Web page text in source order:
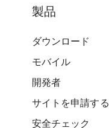
製品
ダウンロード
モバイル
開発者
サイトを申請する
安全チェック